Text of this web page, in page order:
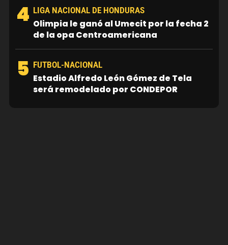
4 LIGA NACIONAL DE HONDURAS
Olimpia le ganó al Umecit por la fecha 2
de la opa Centroamericana
5 FUTBOL-NACIONAL
Estadio Alfredo León Gómez de Tela
será remodelado por CONDEPOR